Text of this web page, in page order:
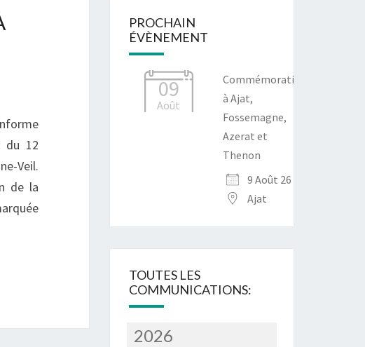
du 12
Veil.
de la
PROCHAIN
ÉVÈNEMENT
09
Août
Commémoration
à Ajat,
Fossemagne,
Azerat et
Thenon
9 Août 26
Ajat
TOUTES LES
COMMUNICATIONS:
2026